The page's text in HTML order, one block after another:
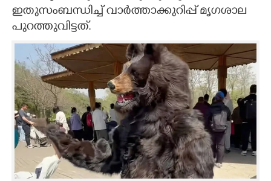
ഇതുസംബന്ധിച്ച് വാർത്താക്കുറിപ്പ് മൃഗശാല
പുറത്തുവിട്ടത്.